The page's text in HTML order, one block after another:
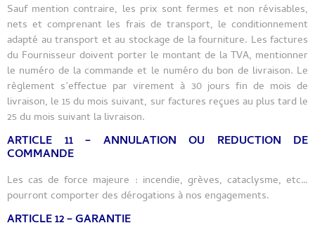
Sauf mention contraire, les prix sont fermes et non révisables,
nets et comprenant les frais de transport, le conditionnement
adapté au transport et au stockage de la fourniture. Les factures
du Fournisseur doivent porter le montant de la TVA, mentionner
le numéro de la commande et le numéro du bon de livraison. Le
règlement s’effectue par virement à 30 jours fin de mois de
livraison, le 15 du mois suivant, sur factures reçues au plus tard le
25 du mois suivant la livraison.
ARTICLE 11 – ANNULATION OU REDUCTION DE
COMMANDE
Les cas de force majeure : incendie, grèves, cataclysme, etc…
pourront comporter des dérogations à nos engagements.
ARTICLE 12 – GARANTIE